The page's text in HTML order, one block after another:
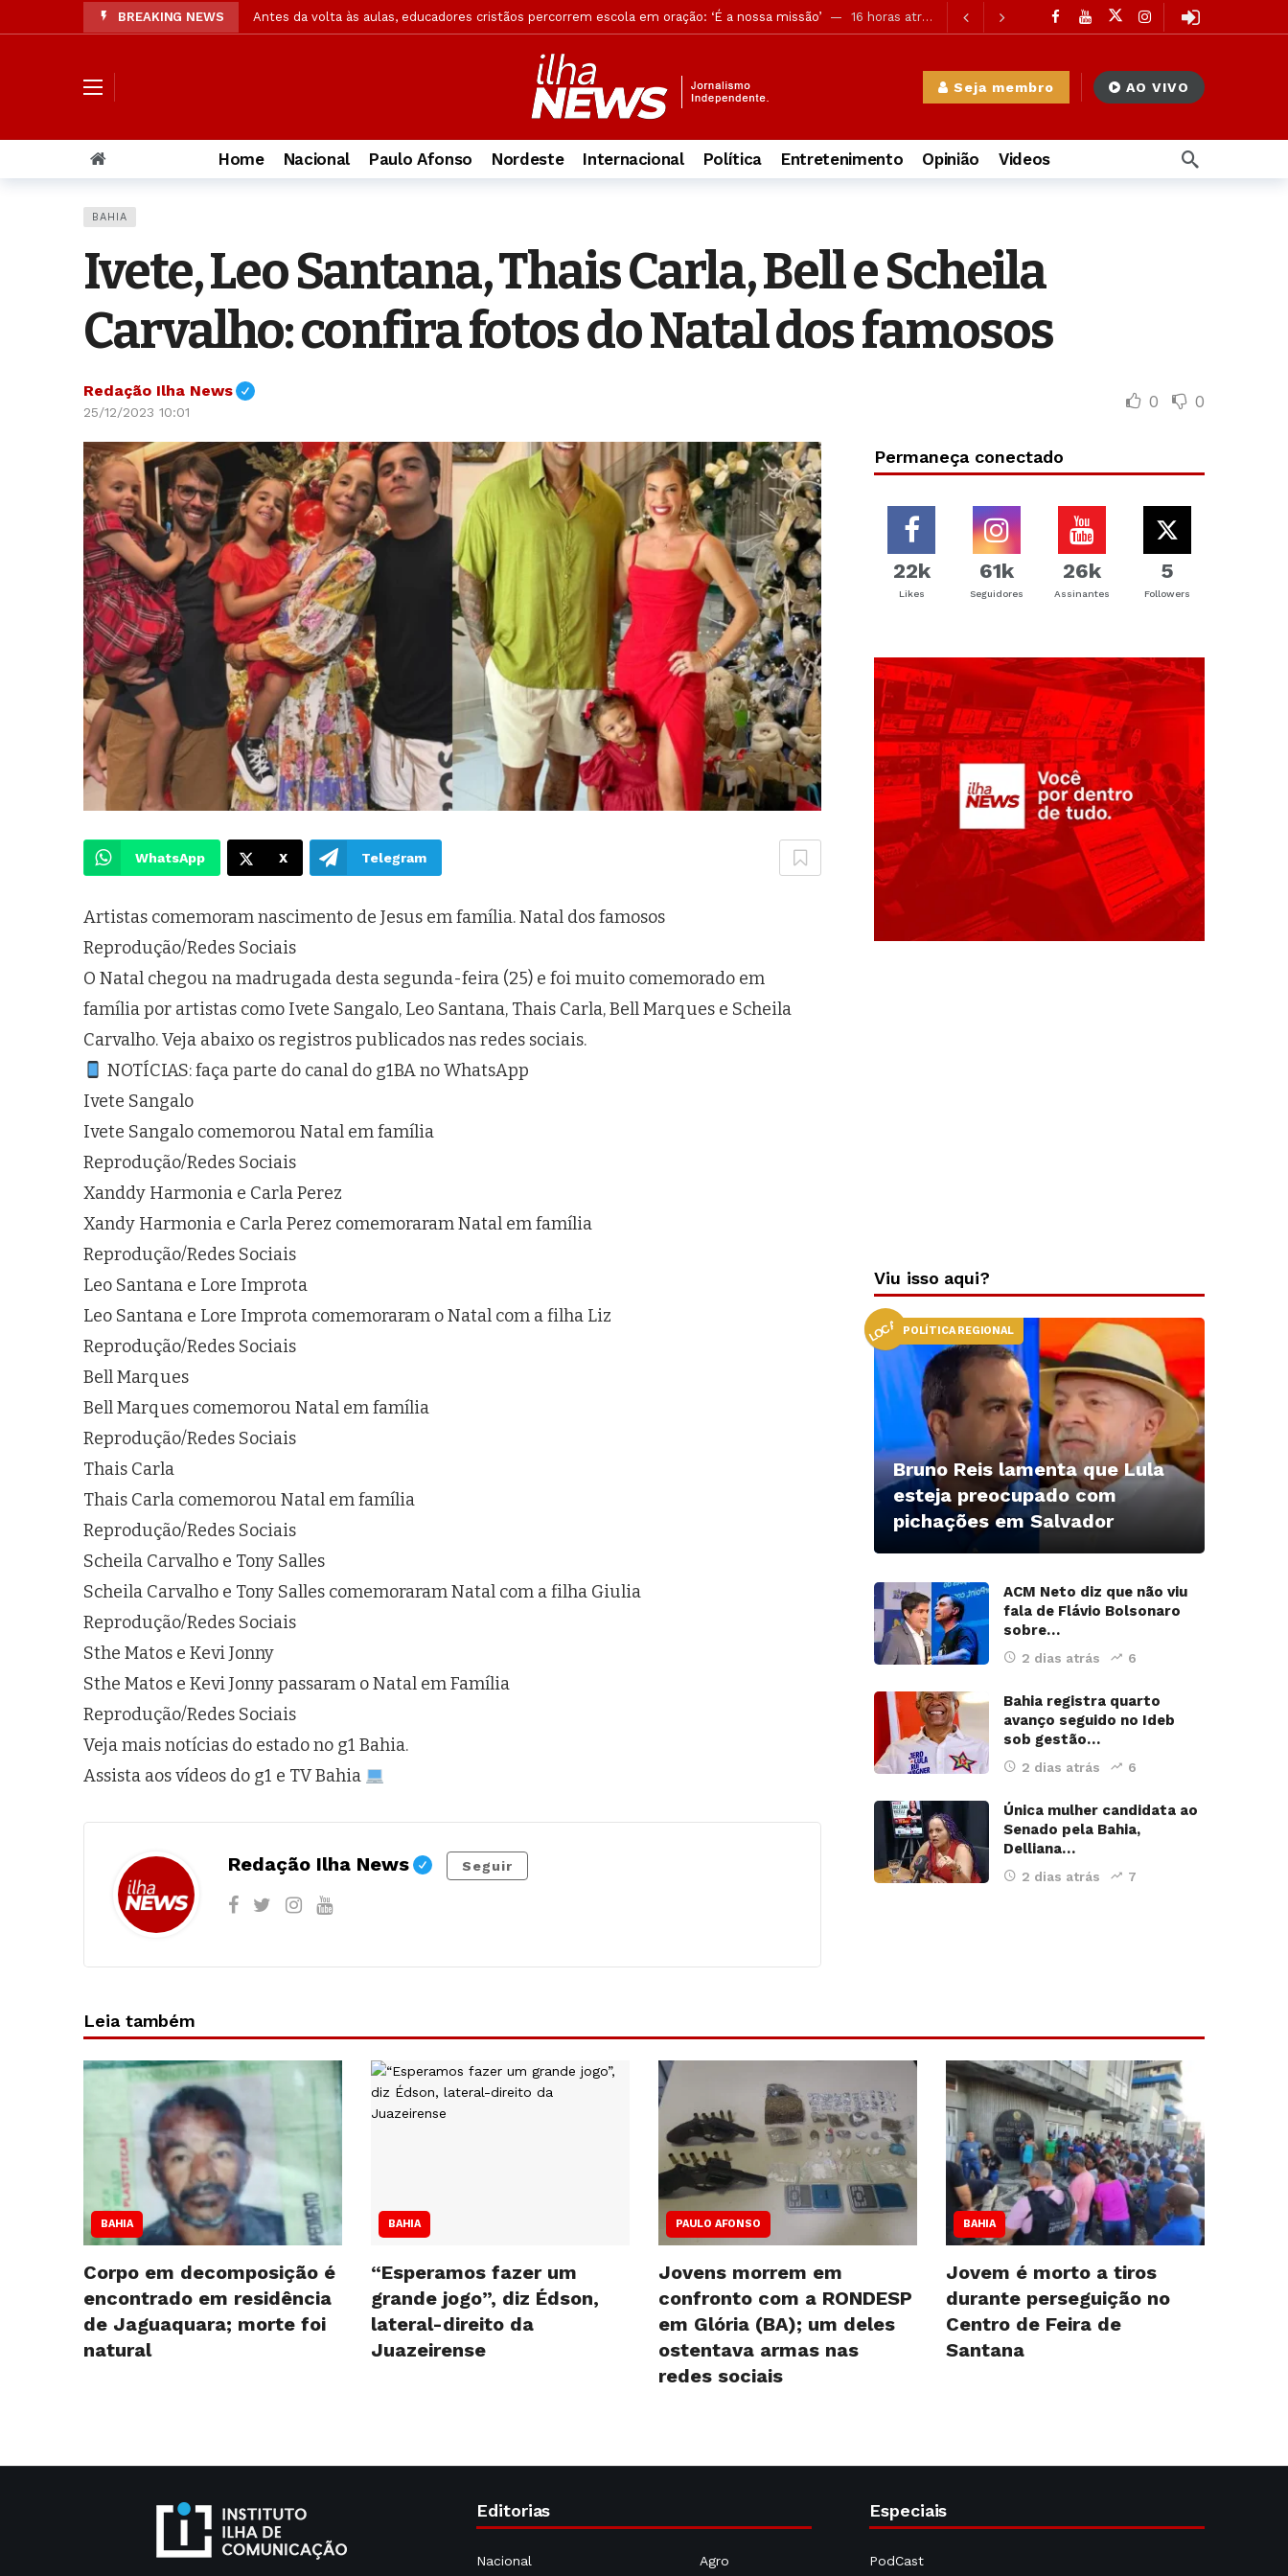
BREAKING NEWS Ex-caçadora de fantasmas abandona ocultismo após conhecer Jesus: ‘A Palavra me libertou’ 16 horas atrás
Pesquisa: Cristãos em pequenos grupos têm maior engajamento bíblico e vida espiritual ativa
Acusada de matar PM, muda versão, mas acusação desmonta tese de legítima defesa
Cães farejadores e embarcações reforçam buscas por jovem no Pontal da Barra
Operação da Segurança Pública retira câmeras clandestinas de postes em Maceió 1 dia atrás
Pastor explica significado do Yom Kippur e mostra como a data aponta para Jesus 13 horas atrás
Seja membro AO VIVO
Home Nacional Paulo Afonso Nordeste Internacional Política Entretenimento Opinião Videos
BAHIA
Ivete, Leo Santana, Thais Carla, Bell e Scheila
Carvalho: confira fotos do Natal dos famosos
Redação Ilha News
25/12/2023 10:01
0 0
WhatsApp X Telegram
Artistas comemoram nascimento de Jesus em família. Natal dos famosos
Reprodução/Redes Sociais
O Natal chegou na madrugada desta segunda-feira (25) e foi muito comemorado em
família por artistas como Ivete Sangalo, Leo Santana, Thais Carla, Bell Marques e Scheila
Carvalho. Veja abaixo os registros publicados nas redes sociais.
NOTÍCIAS: faça parte do canal do g1BA no WhatsApp
Ivete Sangalo
Ivete Sangalo comemorou Natal em família
Reprodução/Redes Sociais
Xanddy Harmonia e Carla Perez
Xandy Harmonia e Carla Perez comemoraram Natal em família
Reprodução/Redes Sociais
Leo Santana e Lore Improta
Leo Santana e Lore Improta comemoraram o Natal com a filha Liz
Reprodução/Redes Sociais
Bell Marques
Bell Marques comemorou Natal em família
Reprodução/Redes Sociais
Thais Carla
Thais Carla comemorou Natal em família
Reprodução/Redes Sociais
Scheila Carvalho e Tony Salles
Scheila Carvalho e Tony Salles comemoraram Natal com a filha Giulia
Reprodução/Redes Sociais
Sthe Matos e Kevi Jonny
Sthe Matos e Kevi Jonny passaram o Natal em Família
Reprodução/Redes Sociais
Veja mais notícias do estado no g1 Bahia.
Assista aos vídeos do g1 e TV Bahia
Redação Ilha News Seguir
Permaneça conectado
22k
Likes
61k
Seguidores
26k
Assinantes
5
Followers
Viu isso aqui?
LOCALPOLÍTICA REGIONAL
Bruno Reis lamenta que Lula
esteja preocupado com
pichações em Salvador
ACM Neto diz que não viu
fala de Flávio Bolsonaro
sobre…
2 dias atrás 6
Bahia registra quarto
avanço seguido no Ideb
sob gestão…
2 dias atrás 6
Única mulher candidata ao
Senado pela Bahia,
Delliana…
2 dias atrás 7
Leia também
BAHIA
Corpo em decomposição é
encontrado em residência
de Jaguaquara; morte foi
natural
BAHIA
“Esperamos fazer um
grande jogo”, diz Édson,
lateral-direito da
Juazeirense
PAULO AFONSO
Jovens morrem em
confronto com a RONDESP
em Glória (BA); um deles
ostentava armas nas
redes sociais
BAHIA
Jovem é morto a tiros
durante perseguição no
Centro de Feira de
Santana
Editorias
Nacional
Agro
Especiais
PodCast